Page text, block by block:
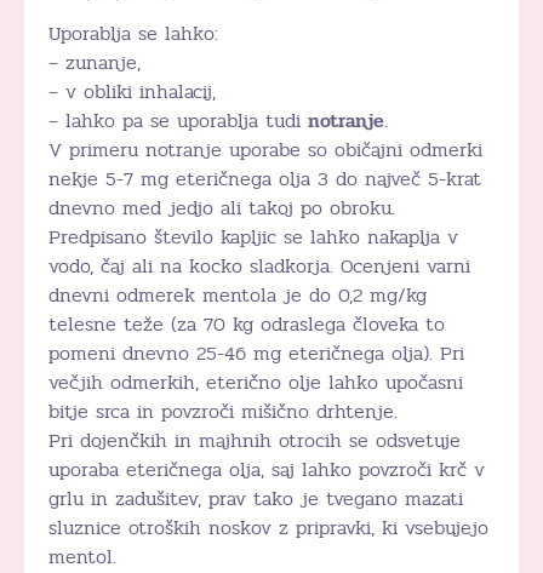
Uporablja se lahko:
– zunanje,
– v obliki inhalacij,
– lahko pa se uporablja tudi notranje.
V primeru notranje uporabe so običajni odmerki
nekje 5-7 mg eteričnega olja 3 do največ 5-krat
dnevno med jedjo ali takoj po obroku.
Predpisano število kapljic se lahko nakaplja v
vodo, čaj ali na kocko sladkorja. Ocenjeni varni
dnevni odmerek mentola je do 0,2 mg/kg
telesne teže (za 70 kg odraslega človeka to
pomeni dnevno 25-46 mg eteričnega olja). Pri
večjih odmerkih, eterično olje lahko upočasni
bitje srca in povzroči mišično drhtenje.
Pri dojenčkih in majhnih otrocih se odsvetuje
uporaba eteričnega olja, saj lahko povzroči krč v
grlu in zadušitev, prav tako je tvegano mazati
sluznice otroških noskov z pripravki, ki vsebujejo
mentol.